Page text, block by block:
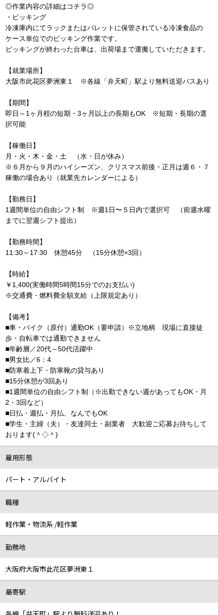
◎作業内容の詳細はコチラ◎
・ピッキング
冷凍庫内にてラックまたはパレットに保管されている冷凍食品の
ケース単位でのピッキング作業です。
ピッキングが終わった台車は、出荷場まで運搬していただきます。
【就業場所】
大阪市此花区夢洲東１ ※各線「弁天町」駅より無料送迎バスあり
【期間】
即日～1ヶ月程の短期・3ヶ月以上の長期もOK ※短期・長期の選
択可能
【稼働日】
月・火・木・金・土 （水・日が休み）
※６月から９月のハイシーズン、クリスマス前後・正月は週６・７
稼働の場合あり（就業先カレンダーによる）
【勤務日】
1週間単位の自由シフト制 ※週1日〜５日内で選択可 （前週水曜
までに翌週シフト提出）
【勤務時間】
11:30～17:30 休憩45分 （15分休憩×3回）
【時給】
￥1,400(実働時間5時間15分でのお支払い)
※交通費・燃料費全額支給（上限規定あり）
【備考】
■車・バイク（原付）通勤OK（要申請）※立地柄 現場に直接徒
歩・自転車では通勤できません
■年齢層／20代～50代活躍中
■男女比／6：4
■防寒着上下・防寒靴の貸与あり
■15分休憩が3回あり
■1週間単位の自由シフト制（※出勤できない週があってもOK・月
2・3回など）
■日払・週払・月払、なんでもOK
■学生・主婦（夫）・友達同士・副業者 大歓迎ご応募お待ちして
おります(＾◇＾)
雇用形態
パート・アルバイト
職種
軽作業・物流系 /軽作業
勤務地
大阪府大阪市此花区夢洲東１
最寄駅